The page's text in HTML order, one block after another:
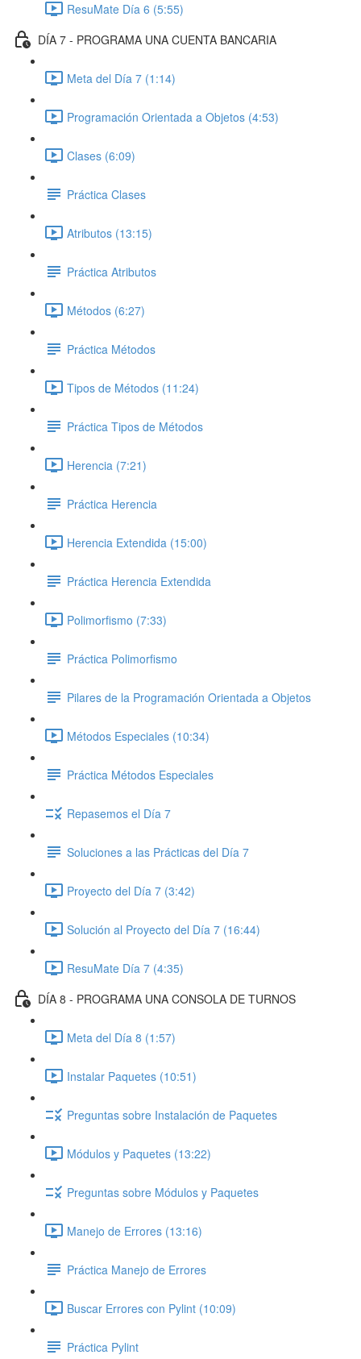
ResuMate Día 6 (5:55)
DÍA 7 - PROGRAMA UNA CUENTA BANCARIA
Meta del Día 7 (1:14)
Programación Orientada a Objetos (4:53)
Clases (6:09)
Práctica Clases
Atributos (13:15)
Práctica Atributos
Métodos (6:27)
Práctica Métodos
Tipos de Métodos (11:24)
Práctica Tipos de Métodos
Herencia (7:21)
Práctica Herencia
Herencia Extendida (15:00)
Práctica Herencia Extendida
Polimorfismo (7:33)
Práctica Polimorfismo
Pilares de la Programación Orientada a Objetos
Métodos Especiales (10:34)
Práctica Métodos Especiales
Repasemos el Día 7
Soluciones a las Prácticas del Día 7
Proyecto del Día 7 (3:42)
Solución al Proyecto del Día 7 (16:44)
ResuMate Día 7 (4:35)
DÍA 8 - PROGRAMA UNA CONSOLA DE TURNOS
Meta del Día 8 (1:57)
Instalar Paquetes (10:51)
Preguntas sobre Instalación de Paquetes
Módulos y Paquetes (13:22)
Preguntas sobre Módulos y Paquetes
Manejo de Errores (13:16)
Práctica Manejo de Errores
Buscar Errores con Pylint (10:09)
Práctica Pylint